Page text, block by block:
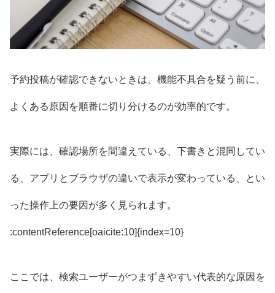
予約投稿が確認できないときは、機能不具合を疑う前に、
よくある原因を順番に切り分けるのが効率的です。
実際には、確認場所を間違えている、下書きと混同してい
る、アプリとブラウザの違いで表示が変わっている、とい
った操作上の要因が多く見られます。
:contentReference[oaicite:10]{index=10}
ここでは、検索ユーザーがつまずきやすい代表的な原因を